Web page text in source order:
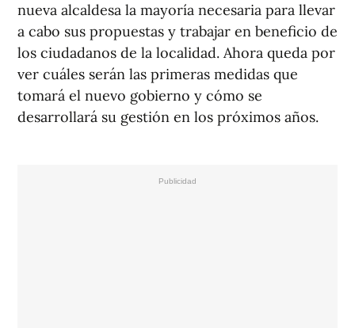
nueva alcaldesa la mayoría necesaria para llevar
a cabo sus propuestas y trabajar en beneficio de
los ciudadanos de la localidad. Ahora queda por
ver cuáles serán las primeras medidas que
tomará el nuevo gobierno y cómo se
desarrollará su gestión en los próximos años.